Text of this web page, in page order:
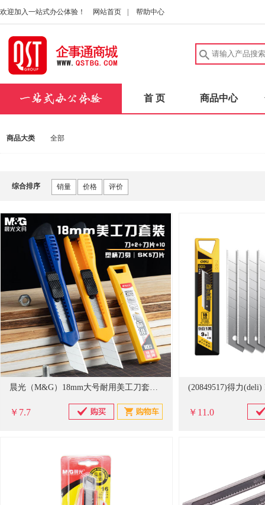
欢迎加入一站式办公体验！ 网站首页 帮助中心
首 页 商品中心
商品大类 全部
综合排序 销量 价格 评价
晨光（M&G）18mm大号耐用美工刀套装 美工刀2把 锰钢10片装刀片 企业办公专用ASS913AK
￥7.7 ￥11.0